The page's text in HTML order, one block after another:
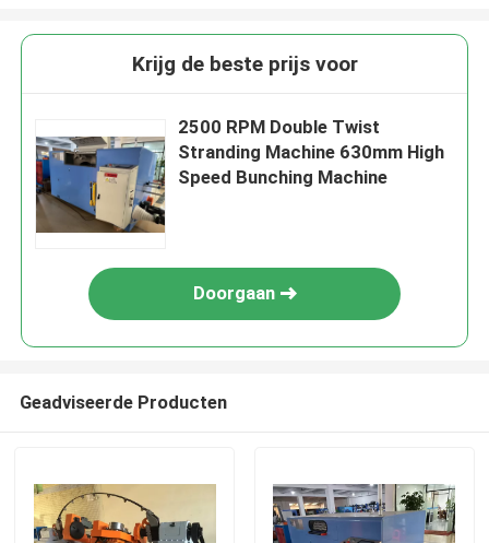
Krijg de beste prijs voor
2500 RPM Double Twist
Stranding Machine 630mm High
Speed Bunching Machine
Doorgaan
Geadviseerde Producten